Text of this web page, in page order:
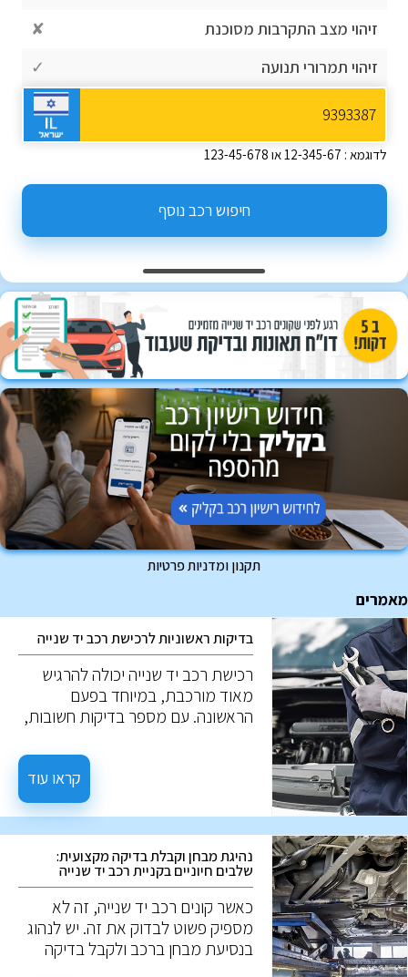
זיהוי מצב התקרבות מסוכנת
✘
זיהוי תמרורי תנועה
✓
לדוגמא : 12-345-67 או 123-45-678
חיפוש רכב נוסף
תקנון ומדניות פרטיות
מאמרים
בדיקות ראשוניות לרכישת רכב יד שנייה
רכישת רכב יד שנייה יכולה להרגיש
מאוד מורכבת, במיוחד בפעם
הראשונה. עם מספר בדיקות חשובות,
בדיקות חשובות כאשר שוקלים רכב יד
קראו עוד
נהיגת מבחן וקבלת בדיקה מקצועית:
שלבים חיוניים בקניית רכב יד שנייה
כאשר קונים רכב יד שנייה, זה לא
מספיק פשוט לבדוק את זה. יש לנהוג
בנסיעת מבחן ברכב ולקבל בדיקה